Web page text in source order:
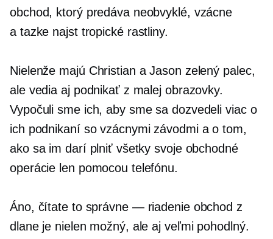
obchod, ktorý predáva neobvyklé, vzácne
a tazke najsttropické rastliny.
Nielenže majú Christian a Jason zelený palec,
ale vedia aj podnikať z malej obrazovky.
Vypočuli sme ich, aby sme sa dozvedeli viac o
ich podnikaní so vzácnymi závodmi a o tom,
ako sa im darí plniť všetky svoje obchodné
operácie len pomocou telefónu.
Áno, čítate to správne — riadenieobchod z
dlane je nielen možný, ale aj veľmi pohodlný.